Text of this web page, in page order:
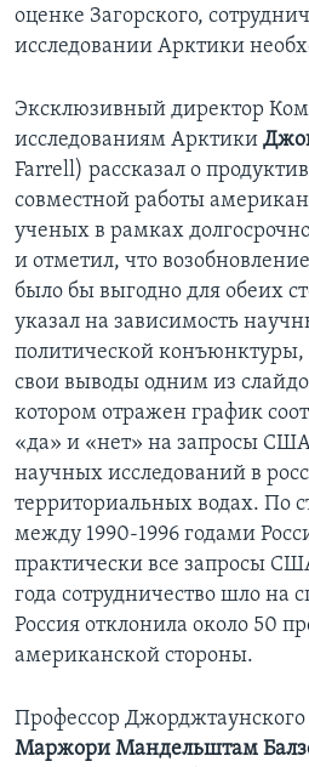
оценке Загорского,
исследовании Арктики
Эксклюзивный директор
исследованиям Арктики
Farrell) рассказал о
совместной работы
ученых в рамках
и отметил, что
было бы выгодно для обеих
указал на зависимость
политической конъюнктуры,
свои выводы одним из
котором отражен график
«да» и «нет» на запросы
научных исследований в
территориальных водах. По
между 1990-1996 годами
практически все запросы
года сотрудничество шло на
Россия отклонила около 50
американской стороны.
Профессор Джорджтаунского
Маржори Мандельштам